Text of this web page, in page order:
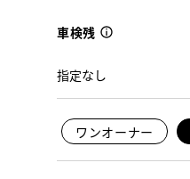
車検残
ワンオーナー